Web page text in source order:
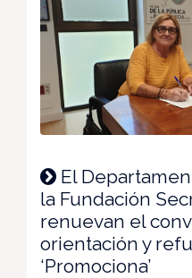
El
la Fundación
renuevan el
orientación y
‘Promociona’